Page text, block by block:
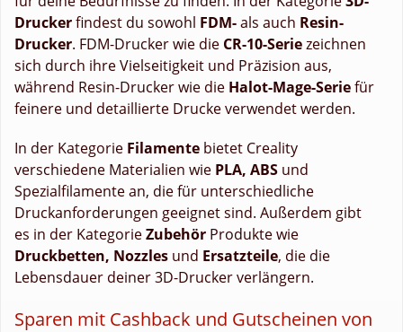
Druckerfindest du sowohl FDM-als auch Resin-
Drucker. FDM-Drucker wie die CR-10-Seriezeichnen
sich durch ihre Vielseitigkeit und Präzision aus,
während Resin-Drucker wie die Halot-Mage-Seriefür
feinere und detaillierte Drucke verwendet werden.
In der Kategorie Filamente bietet Creality
verschiedene Materialien wie PLA, ABS und
Spezialfilamente an, die für unterschiedliche
Druckanforderungen geeignet sind. Außerdem gibt
es in der KategorieZubehör Produkte wie
Druckbetten, Nozzles und Ersatzteile, die die
Lebensdauer deiner 3D-Drucker verlängern.
Sparen mit Cashback und Gutscheinen von